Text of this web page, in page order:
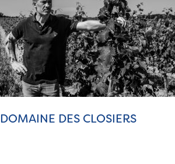
DOMAINE DES CLOSIERS